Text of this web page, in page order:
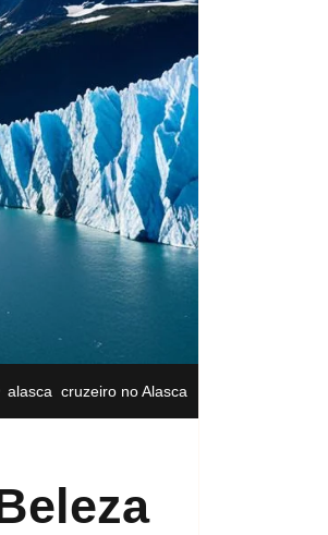
alasca cruzeiro no Alasca